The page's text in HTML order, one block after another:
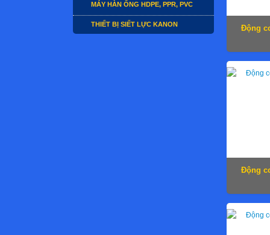
MÁY HÀN ỐNG HDPE, PPR, PVC
THIẾT BỊ SIẾT LỰC KANON
Động
Động